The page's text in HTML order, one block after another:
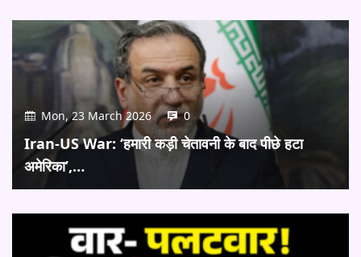
Mon, 23 March 2026 0
Iran-US War: ‘हमारी कड़ी चेतावनी के बाद पीछे हटा
अमेरिका’,…